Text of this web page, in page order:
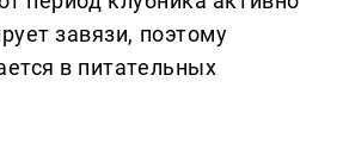
завязи, поэтому
в питательных